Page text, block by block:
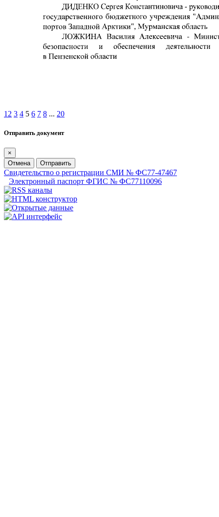
1 2 3 4 5 6 7 8 ... 20
Отправить документ
×
Отмена
Отправить
Свидетельство о регистрации СМИ № ФС77-47467
Электронный паспорт ФГИС № ФС77110096